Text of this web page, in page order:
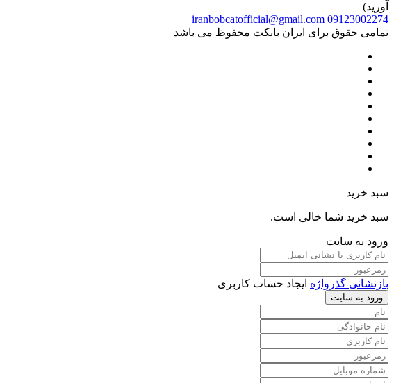
آورید)
09123002274
iranbobcatofficial@gmail.com
تمامی حقوق برای ایران بابکت محفوظ می باشد
سبد خرید
سبد خرید شما خالی است.
ورود به سایت
بازنشانی گذرواژه ایجاد حساب کاربری
ورود به سایت